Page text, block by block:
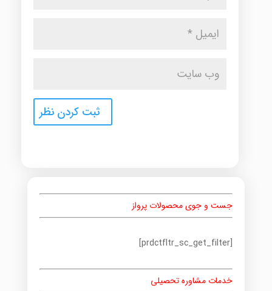
جست و جوی محصولات پرواز
[prdctfltr_sc_get_filter]
خدمات مشاوره تحصیلی